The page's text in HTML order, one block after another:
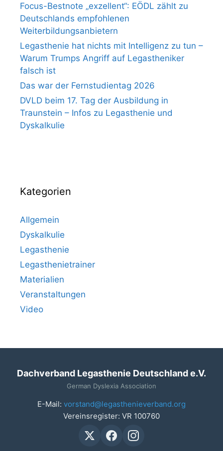
Focus-Bestnote „exzellent“: EÖDL zählt zu
Deutschlands empfohlenen
Weiterbildungsanbietern
Legasthenie hat nichts mit Intelligenz zu tun –
Warum Trumps Angriff auf Legastheniker
falsch ist
Das war der Fernstudientag 2026
DVLD beim 17. Tag der Ausbildung in
Traunstein – Infos zu Legasthenie und
Dyskalkulie
Kategorien
Allgemein
Dyskalkulie
Legasthenie
Legasthenietrainer
Materialien
Veranstaltungen
Video
Dachverband Legasthenie Deutschland e.V.
German Dyslexia Association
E-Mail: vorstand@legasthenieverband.org
Vereinsregister: VR 100760